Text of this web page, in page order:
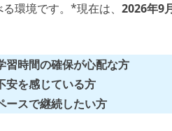
環境です。*現在は、 2026年9
習時間の確保が心配な方
安を感じている方
ースで継続したい方